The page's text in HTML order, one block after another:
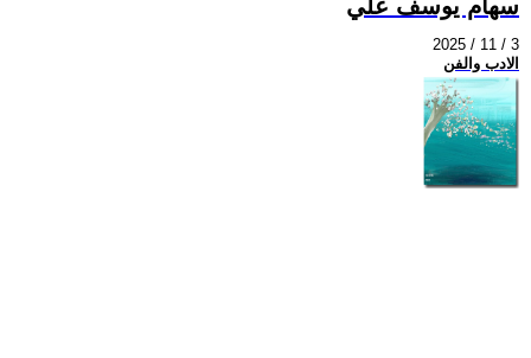
سهام يوسف علي
2025 / 11 / 3
الادب والفن